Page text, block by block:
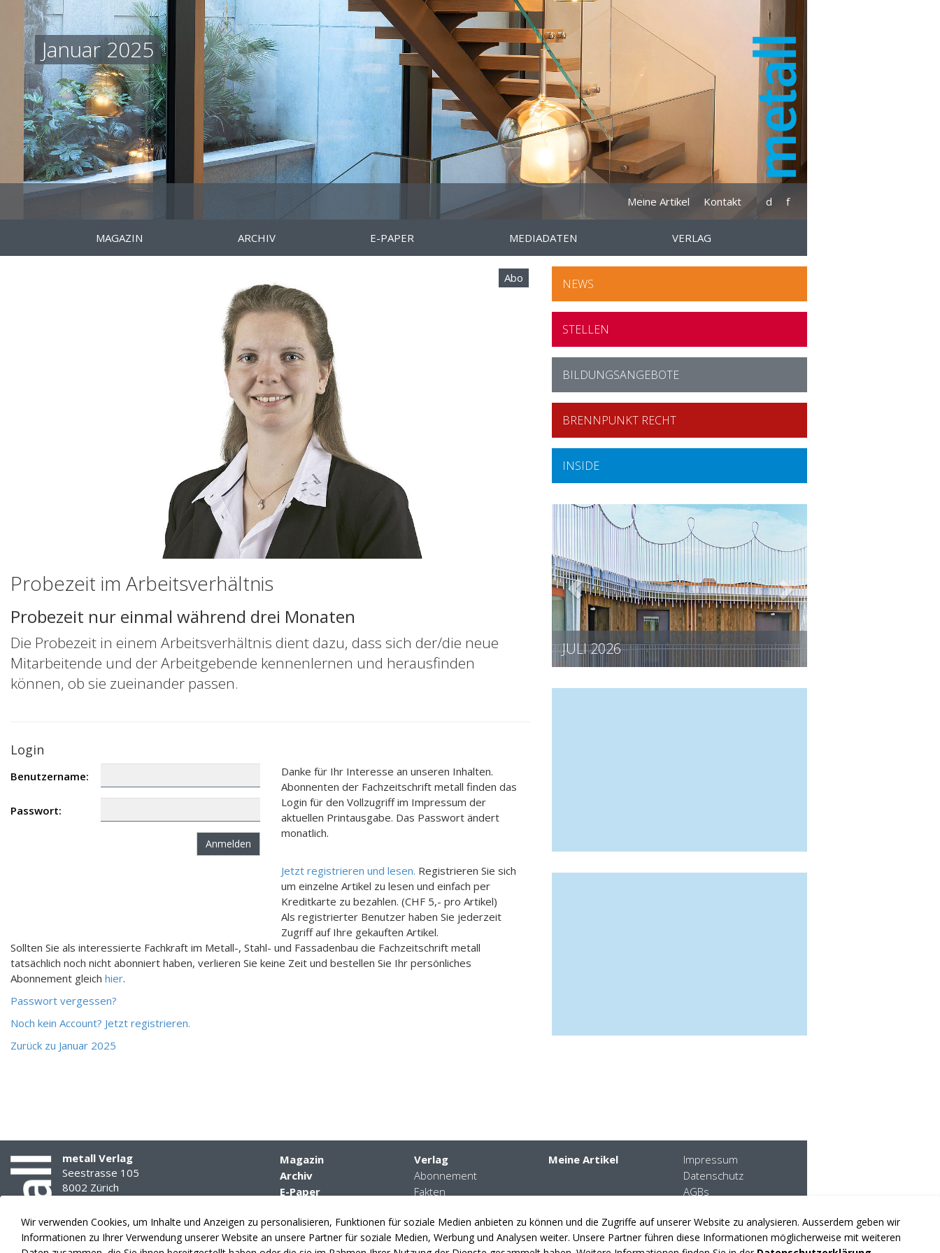
Januar 2025
Meine Artikel Kontakt d f
MAGAZIN ARCHIV E-PAPER MEDIADATEN VERLAG
Abo
Probezeit im Arbeitsverhältnis
Probezeit nur einmal während drei Monaten
Die Probezeit in einem Arbeitsverhältnis dient dazu, dass sich der/die neue
Mitarbeitende und der Arbeitgebende kennenlernen und herausfinden
können, ob sie zueinander passen.
Login
Benutzername:
Passwort:
Danke für Ihr Interesse an unseren Inhalten.
Abonnenten der Fachzeitschrift metall finden das
Login für den Vollzugriff im Impressum der
aktuellen Printausgabe. Das Passwort ändert
monatlich.
Jetzt registrieren und lesen. Registrieren Sie sich
um einzelne Artikel zu lesen und einfach per
Kreditkarte zu bezahlen. (CHF 5,- pro Artikel)
Als registrierter Benutzer haben Sie jederzeit
Zugriff auf Ihre gekauften Artikel.
Sollten Sie als interessierte Fachkraft im Metall-, Stahl- und Fassadenbau die Fachzeitschrift metall
tatsächlich noch nicht abonniert haben, verlieren Sie keine Zeit und bestellen Sie Ihr persönliches
Abonnement gleich hier.
Passwort vergessen?
Noch kein Account? Jetzt registrieren.
Zurück zu Januar 2025
im
Arbeitsverhältnis
Die
Probezeit
in
NEWS
STELLEN
BILDUNGSANGEBOTE
BRENNPUNKT RECHT
INSIDE
JULI 2026
metall Verlag
Seestrasse 105
8002 Zürich
info(at)amsuisse.ch
Magazin
Archiv
E-Paper
Themenplanung
Anzeigen
Verlag
Abonnement
Fakten
News
Meine Artikel
Impressum
Datenschutz
AGBs
Wir verwenden Cookies, um Inhalte und Anzeigen zu personalisieren, Funktionen für soziale Medien anbieten zu können und die Zugriffe auf unserer Website zu analysieren. Ausserdem geben wir
Informationen zu Ihrer Verwendung unserer Website an unsere Partner für soziale Medien, Werbung und Analysen weiter. Unsere Partner führen diese Informationen möglicherweise mit weiteren